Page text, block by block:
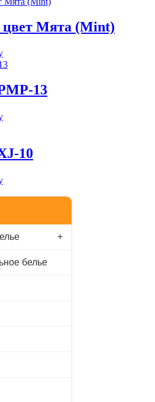
цвет Мята (Mint)
13
10
+
белье